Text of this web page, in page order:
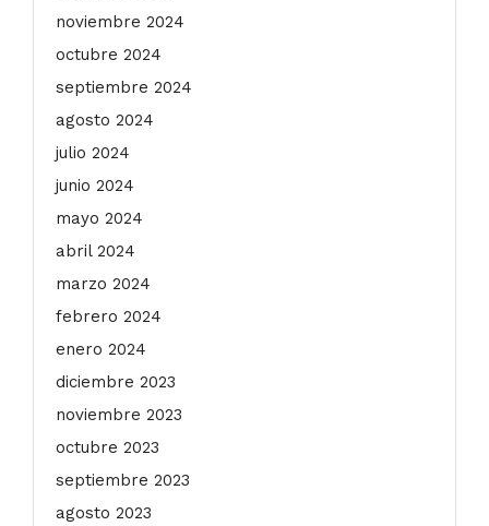
noviembre 2024
octubre 2024
septiembre 2024
agosto 2024
julio 2024
junio 2024
mayo 2024
abril 2024
marzo 2024
febrero 2024
enero 2024
diciembre 2023
noviembre 2023
octubre 2023
septiembre 2023
agosto 2023